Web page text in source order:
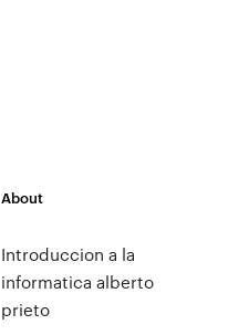
About
Introduccion a la
informatica alberto
prieto